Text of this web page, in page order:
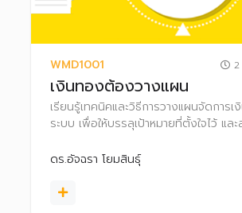
WMD1001 2
เงินทองต้องวางแผน
เรียนรู้เทคนิคและวิธีการวางแผนจัดการเ
ระบบ เพื่อให้บรรลุเป้าหมายที่ตั้งใจไว้ แล
ดร.อัจฉรา โยมสินธุ์